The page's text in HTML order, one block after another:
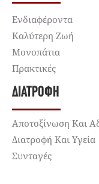
Ενδιαφέροντα
Καλύτερη Ζωή
Μονοπάτια
Πρακτικές
ΔΙΑΤΡΟΦΉ
Αποτοξίνωση Και
Διατροφή Και Υγεία
Συνταγές